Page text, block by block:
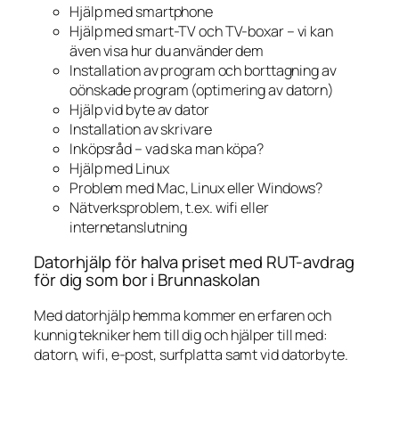
Hjälp med smartphone
Hjälp med smart-TV och TV-boxar – vi kan
även visa hur du använder dem
Installation av program och borttagning av
oönskade program (optimering av datorn)
Hjälp vid byte av dator
Installation av skrivare
Inköpsråd – vad ska man köpa?
Hjälp med Linux
Problem med Mac, Linux eller Windows?
Nätverksproblem, t.ex. wifi eller
internetanslutning
Datorhjälp för halva priset med RUT-avdrag
för dig som bor i Brunnaskolan
Med datorhjälp hemma kommer en erfaren och
kunnig tekniker hem till dig och hjälper till med:
datorn, wifi, e-post, surfplatta samt vid datorbyte.